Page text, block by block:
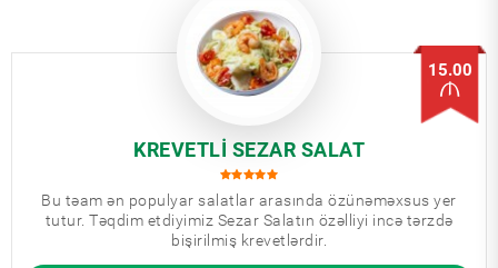
KREVETLI SEZAR SALAT
15.00
Bu təam ən populyar salatlar arasında özünəməxsus yer
tutur. Təqdim etdiyimiz Sezar Salatın özəlliyi incə tərzdə
bişirilmiş krevetlərdir.